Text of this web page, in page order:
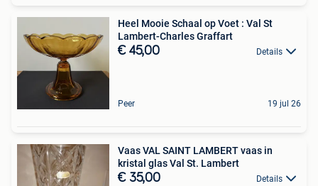
Heel Mooie Schaal op Voet : Val St
Lambert-Charles Graffart
€ 45,00 Details
Peer 19 jul 26
Vaas VAL SAINT LAMBERT vaas in
kristal glas Val St. Lambert
€ 35,00 Details